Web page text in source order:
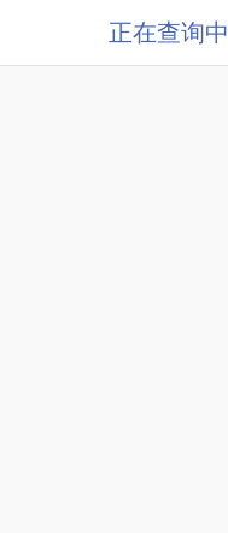
正在查询中